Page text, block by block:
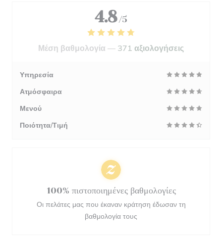
4.8 /5
Μέση βαθμολογία — 371 αξιολογήσεις
Υπηρεσία
Ατμόσφαιρα
Μενού
Ποιότητα/Τιμή
100% πιστοποιημένες βαθμολογίες
Οι πελάτες μας που έκαναν κράτηση έδωσαν τη
βαθμολογία τους